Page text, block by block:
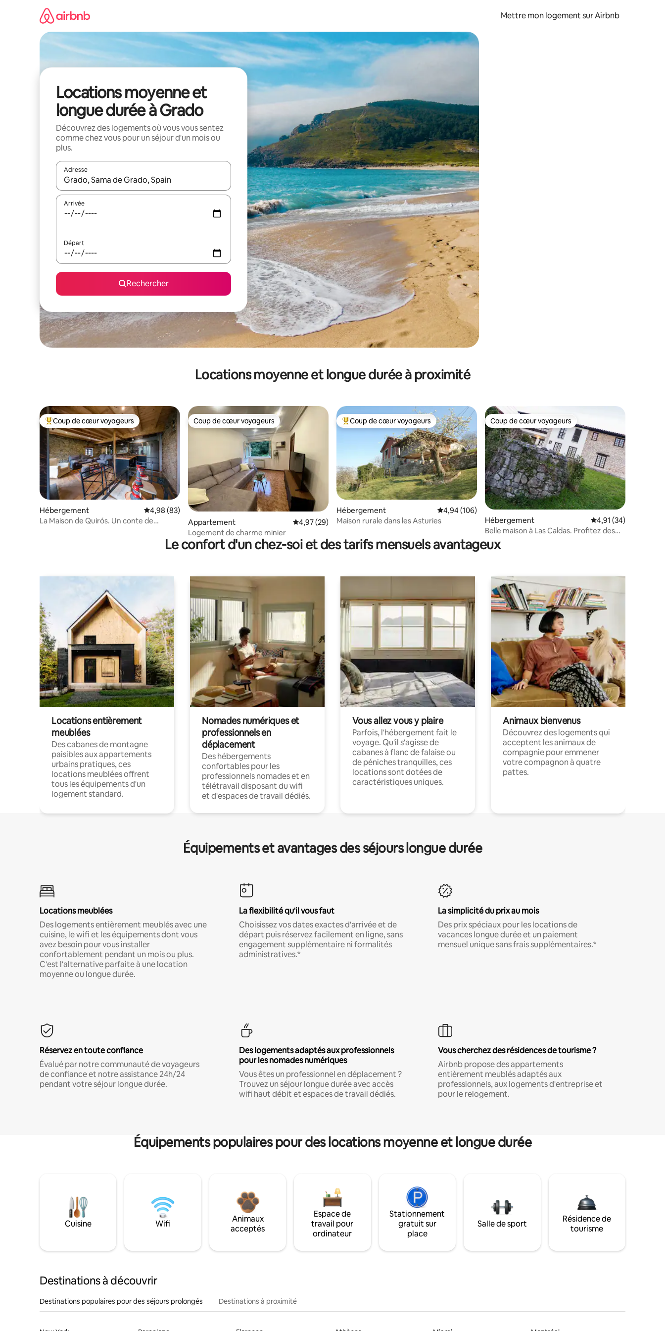
Mettre mon logement sur Airbnb
Locations moyenne et
longue durée à Grado
Découvrez des logements où vous vous sentez
comme chez vous pour un séjour d'un mois ou
plus.
Adresse
Lorsque les résultats s'affichent, utilisez les flèches vers le haut et vers le bas pour les parcourir ou en appuyant et en faisant glisser.
Arrivée
Départ
Rechercher
Locations moyenne et longue durée à proximité
Coups de cœur voyageurs les plus appréciés
Coup de cœur voyageurs
Hébergement Évaluation moyenne sur la base de 83 commentaires : 4,98 sur 5
4,98 (83)
La Maison de Quirós. Un conte de
Coup de cœur voyageurs
Coup de cœur voyageurs
Appartement Évaluation moyenne sur la base de 29 commentaires : 4,97 sur 5
4,97 (29)
Logement de charme minier
Coups de cœur voyageurs les plus appréciés
Coup de cœur voyageurs
Hébergement Évaluation moyenne sur la base de 106 commentaires : 4,94 sur 5
4,94 (106)
Maison rurale dans les Asturies
Coup de cœur voyageurs
Coup de cœur voyageurs
Hébergement Évaluation moyenne
4,91 (34)
Belle maison à Las Caldas. Profitez des
Asturies
Le confort d'un chez-soi et des tarifs mensuels avantageux
Locations entièrement
meublées
Des cabanes de montagne
paisibles aux appartements
urbains pratiques, ces
locations meublées offrent
tous les équipements d'un
logement standard.
Nomades numériques et
professionnels en
déplacement
Des hébergements
confortables pour les
professionnels nomades et en
télétravail disposant du wifi
et d'espaces de travail dédiés.
Vous allez vous y plaire
Parfois, l'hébergement fait le
voyage. Qu'il s'agisse de
cabanes à flanc de falaise ou
de péniches tranquilles, ces
locations sont dotées de
caractéristiques uniques.
Animaux bienvenus
Découvrez des logements qui
acceptent les animaux de
compagnie pour emmener
votre compagnon à quatre
pattes.
Équipements et avantages des séjours longue durée
Locations meublées
Des logements entièrement meublés avec une
cuisine, le wifi et les équipements dont vous
avez besoin pour vous installer
confortablement pendant un mois ou plus.
C'est l'alternative parfaite à une location
moyenne ou longue durée.
La flexibilité qu'il vous faut
Choisissez vos dates exactes d'arrivée et de
départ puis réservez facilement en ligne, sans
engagement supplémentaire ni formalités
administratives.*
La simplicité du prix au mois
Des prix spéciaux pour les locations de
vacances longue durée et un paiement
mensuel unique sans frais supplémentaires.*
Réservez en toute confiance
Évalué par notre communauté de voyageurs
de confiance et notre assistance 24h/24
pendant votre séjour longue durée.
Des logements adaptés aux professionnels
pour les nomades numériques
Vous êtes un professionnel en déplacement ?
Trouvez un séjour longue durée avec accès
wifi haut débit et espaces de travail dédiés.
Vous cherchez des résidences de tourisme ?
Airbnb propose des appartements
entièrement meublés adaptés aux
professionnels, aux logements d'entreprise et
pour le relogement.
Équipements populaires pour des locations moyenne et longue durée
Cuisine Wifi
Animaux
acceptés
Espace de
travail pour
ordinateur
Stationnement
gratuit sur
place
Salle de sport
Résidence de
tourisme
Destinations à découvrir
Destinations populaires pour des séjours prolongés Destinations à proximité